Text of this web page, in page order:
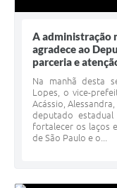
A administração
agradece ao
parceria e
Na manhã desta
Lopes, o vice-
Acássio,
deputado
fortalecer os laços
de São Paulo e o...